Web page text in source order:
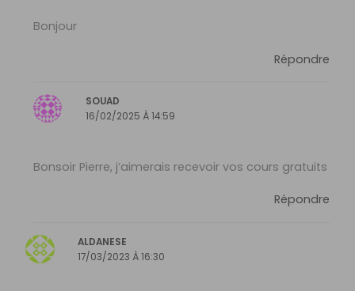
Bonjour
Répondre
SOUAD
16/02/2025 À 14:59
Bonsoir Pierre, j’aimerais recevoir vos cours gratuits
Répondre
ALDANESE
17/03/2023 À 16:30